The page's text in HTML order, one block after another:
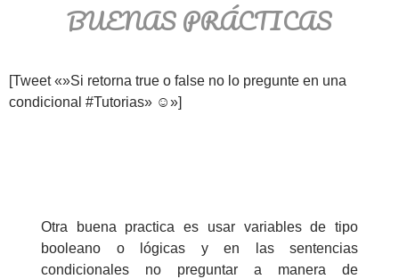
BUENAS PRÁCTICAS
[Tweet «»Si retorna true o false no lo pregunte en una
condicional #Tutorias» ☺»]
Otra buena practica es usar variables de tipo
booleano o lógicas y en las sentencias
condicionales no preguntar a manera de